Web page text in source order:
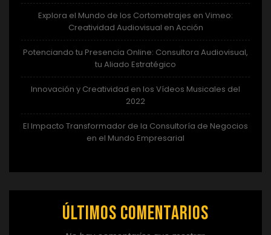
Explora el Mundo de los Cortometrajes en Vimeo:
Creatividad Audiovisual en Acción
Potenciando tu Presencia Online: Consultora Audiovisual,
tu Aliado Estratégico
Innovación y Creatividad en los Vídeos Musicales del
2022
El Impacto Transformador de la Consultoría de Negocios
en el Mundo Empresarial
Últimos comentarios